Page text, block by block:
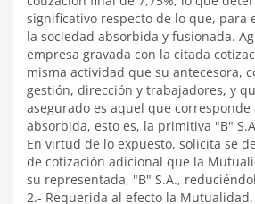
significativo respecto de lo que, para
la sociedad absorbida y fusionada.
empresa gravada con la citada
misma actividad que su antecesora,
gestión, dirección y trabajadores, y
asegurado es aquel que corresponde
absorbida, esto es, la primitiva "B"
En virtud de lo expuesto, solicita se
de cotización adicional que la
su representada, "B" S.A.,
2.- Requerida al efecto la